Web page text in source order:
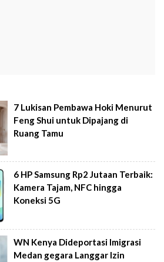
7 Lukisan Pembawa Hoki Menurut
Feng Shui untuk Dipajang di
Ruang Tamu
6 HP Samsung Rp2 Jutaan Terbaik:
Kamera Tajam, NFC hingga
Koneksi 5G
WN Kenya Dideportasi Imigrasi
Medan gegara Langgar Izin